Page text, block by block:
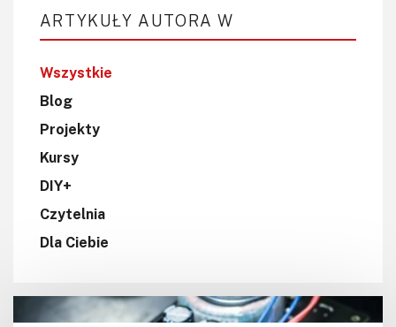
ARTYKUŁY AUTORA W
Wszystkie
Blog
Projekty
Kursy
DIY+
Czytelnia
Dla Ciebie